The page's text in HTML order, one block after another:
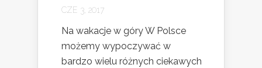
CZE 3, 2017
Na wakacje w góry W Polsce
możemy wypoczywać w
bardzo wielu różnych ciekawych